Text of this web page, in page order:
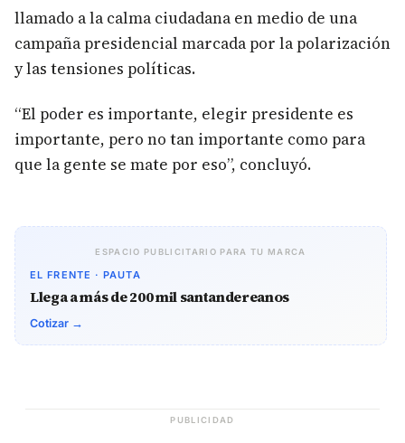
llamado a la calma ciudadana en medio de una
campaña presidencial marcada por la polarización
y las tensiones políticas.
“El poder es importante, elegir presidente es
importante, pero no tan importante como para
que la gente se mate por eso”, concluyó.
ESPACIO PUBLICITARIO PARA TU MARCA
EL FRENTE · PAUTA
Llega a más de 200 mil santandereanos
Cotizar →
PUBLICIDAD